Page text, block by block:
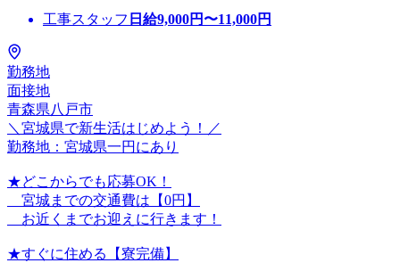
工事スタッフ 日給9,000円〜11,000円
勤務地
面接地
青森県八戸市
＼宮城県で新生活はじめよう！／
勤務地：宮城県一円にあり
★どこからでも応募OK！
宮城までの交通費は【0円】
お近くまでお迎えに行きます！
★すぐに住める【寮完備】